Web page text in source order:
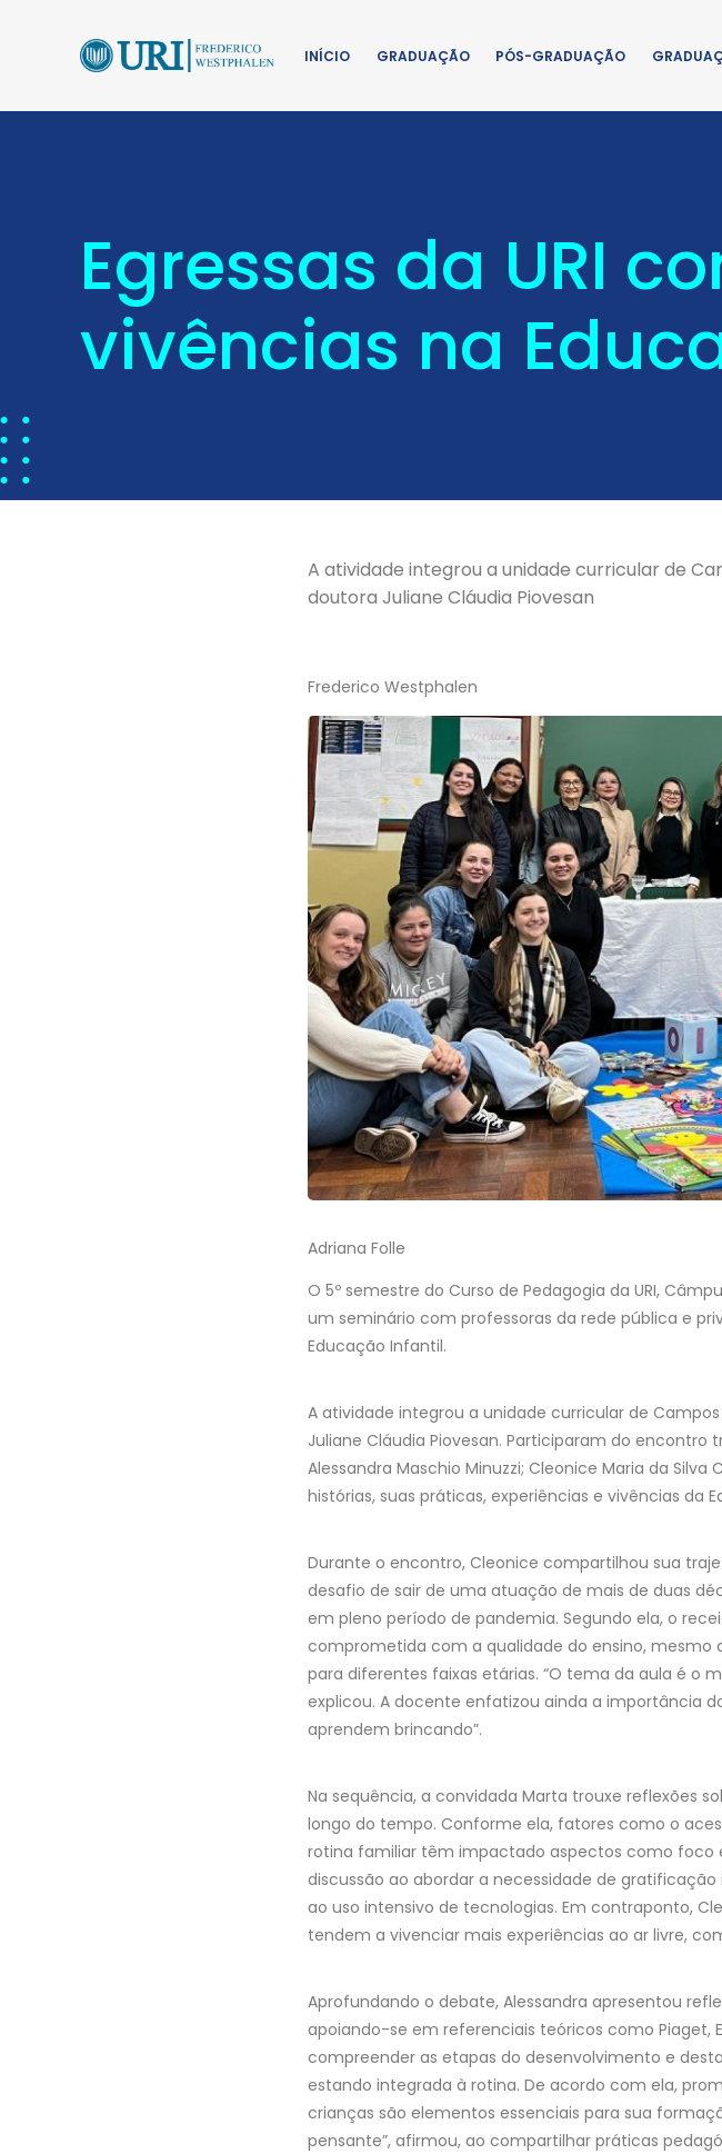
INÍCIO GRADUAÇÃO PÓS-GRADUAÇÃO
Egressas da URI
vivências na
A atividade integrou a unidade curricular de
doutora Juliane Cláudia Piovesan
Frederico Westphalen
Adriana Folle
O 5º semestre do Curso de Pedagogia da URI,
um seminário com professoras da rede pública e
Educação Infantil.
A atividade integrou a unidade curricular de
Juliane Cláudia Piovesan. Participaram do encontro
Alessandra Maschio Minuzzi; Cleonice Maria da
histórias, suas práticas, experiências e vivências da
Durante o encontro, Cleonice compartilhou sua
desafio de sair de uma atuação de mais de duas
em pleno período de pandemia. Segundo ela, o
comprometida com a qualidade do ensino, mesmo
para diferentes faixas etárias. “O tema da aula é o
explicou. A docente enfatizou ainda a importância
aprendem brincando”.
Na sequência, a convidada Marta trouxe reflexões
longo do tempo. Conforme ela, fatores como o
rotina familiar têm impactado aspectos como foco
discussão ao abordar a necessidade de
ao uso intensivo de tecnologias. Em contraponto,
tendem a vivenciar mais experiências ao ar livre,
Aprofundando o debate, Alessandra apresentou
apoiando-se em referenciais teóricos como Piaget,
compreender as etapas do desenvolvimento e
estando integrada à rotina. De acordo com ela,
crianças são elementos essenciais para sua
pensante”, afirmou, ao compartilhar práticas